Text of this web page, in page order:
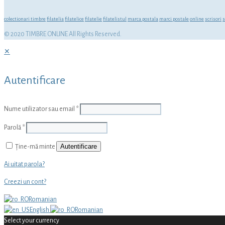
colectionari timbre filatelia filatelice filatelie filatelistul marca postala marci postale online scrisori
© 2020 TIMBRE ONLINE All Rights Reserved.
✕
Autentificare
Nume utilizator sau email *
Parolă *
Ține-mă minte Autentificare
Ai uitat parola?
Creezi un cont?
Romanian
English
Romanian
Select your currency